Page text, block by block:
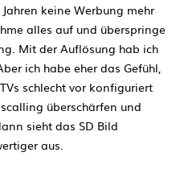
keine Werbung mehr
alles auf und überspringe
Mit der Auflösung hab ich
ich habe eher das Gefühl,
schlecht vor konfiguriert
überschärfen und
sieht das SD Bild
aus.